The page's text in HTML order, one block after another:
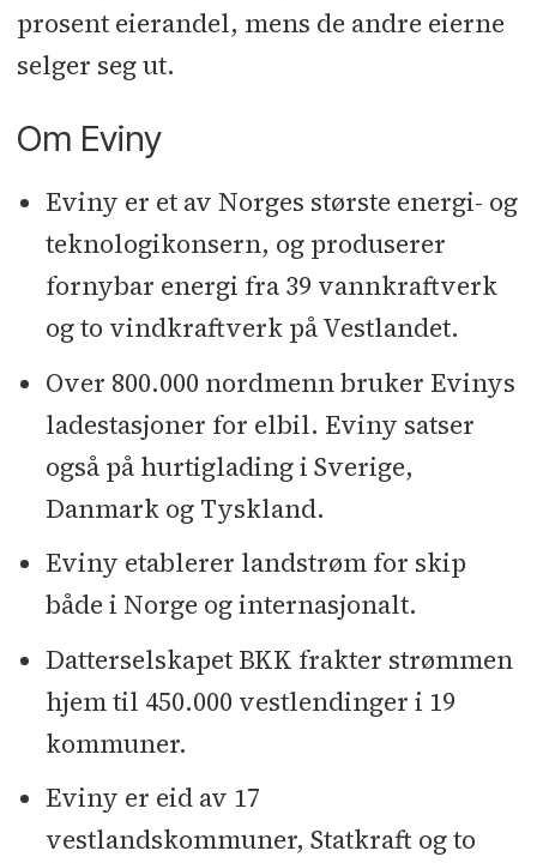
prosent eierandel, mens de andre eierne
selger seg ut.
Om Eviny
Eviny er et av Norges største energi- og
teknologikonsern, og produserer
fornybar energi fra 39 vannkraftverk
og to vindkraftverk på Vestlandet.
Over 800.000 nordmenn bruker Evinys
ladestasjoner for elbil. Eviny satser
også på hurtiglading i Sverige,
Danmark og Tyskland.
Eviny etablerer landstrøm for skip
både i Norge og internasjonalt.
Datterselskapet BKK frakter strømmen
hjem til 450.000 vestlendinger i 19
kommuner.
Eviny er eid av 17
vestlandskommuner, Statkraft og to